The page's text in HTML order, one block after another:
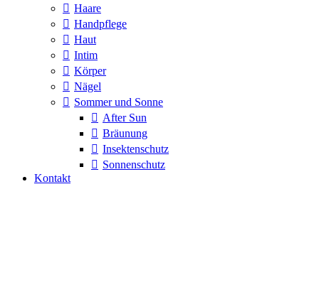
Haare
Handpflege
Haut
Intim
Körper
Nägel
Sommer und Sonne
After Sun
Bräunung
Insektenschutz
Sonnenschutz
Kontakt